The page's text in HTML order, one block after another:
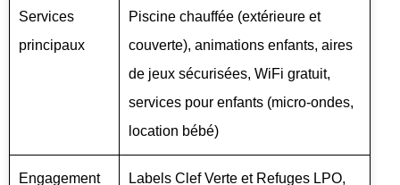
Services
principaux
Piscine chauffée (extérieure et
couverte), animations enfants, aires
de jeux sécurisées, WiFi gratuit,
services pour enfants (micro-ondes,
location bébé)
Engagement
Labels Clef Verte et Refuges LPO,